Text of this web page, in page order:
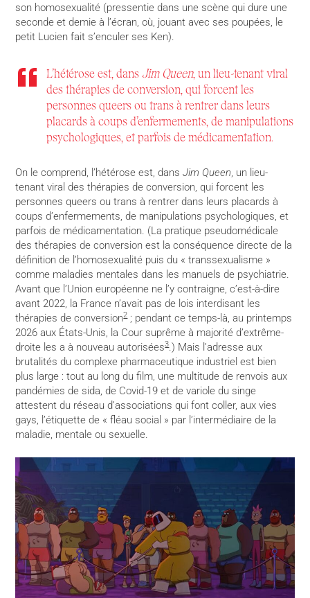
son homosexualité (pressentie dans une scène qui dure une
seconde et demie à l’écran, où, jouant avec ses poupées, le
petit Lucien fait s’enculer ses Ken).
L’hétérose est, dans Jim Queen, un lieu-tenant viral
des thérapies de conversion, qui forcent les
personnes queers ou trans à rentrer dans leurs
placards à coups d’enfermements, de manipulations
psychologiques, et parfois de médicamentation.
On le comprend, l’hétérose est, dansJim Queen, un lieu-
tenant viral des thérapies de conversion, qui forcent les
personnes queers ou trans à rentrer dans leurs placards à
coups d’enfermements, de manipulations psychologiques, et
parfois de médicamentation. (La pratique pseudomédicale
des thérapies de conversion est la conséquence directe de la
définition de l’homosexualité puis du « transsexualisme »
comme maladies mentales dans les manuels de psychiatrie.
Avant que l’Union européenne ne l’y contraigne, c’est-à-dire
avant 2022, la France n’avait pas de lois interdisant les
thérapies de conversion2; pendant ce temps-là, au printemps
2026 aux États-Unis, la Cour suprême à majorité d’extrême-
droite les a à nouveau autorisées3.) Mais l’adresse aux
brutalités du complexe pharmaceutique industriel est bien
plus large : tout au long du film, une multitude de renvois aux
pandémies de sida, de Covid-19 et de variole du singe
attestent du réseau d’associations qui font coller, aux vies
gays, l’étiquette de « fléau social » par l’intermédiaire de la
maladie, mentale ou sexuelle.